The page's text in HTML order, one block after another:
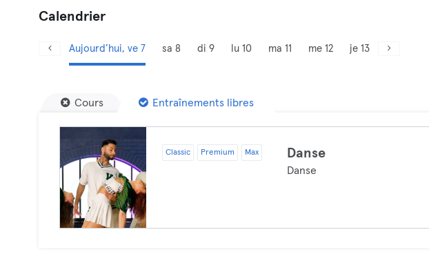
Calendrier
Aujourd’hui, ve 7 sa 8 di 9 lu 10 ma 11 me 12 je 13
Cours Entraînements libres
Classic Premium Max Danse
Danse